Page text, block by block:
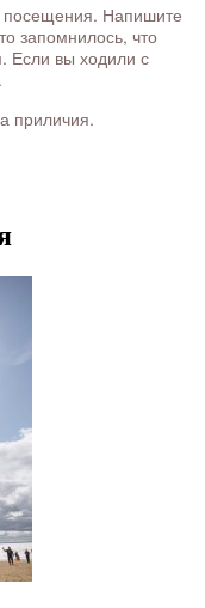
посещения. Напишите
запомнилось, что
Если вы ходили с
приличия.